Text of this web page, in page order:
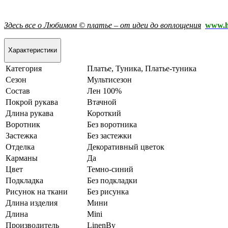
Здесь все о Любимом © платье – от идеи до воплощения
Характеристики
Категория
Платье, Туника, Платье-туника
Сезон
Мультисезон
Состав
Лен 100%
Покрой рукава
Втачной
Длина рукава
Короткий
Воротник
Без воротника
Застежка
Без застежки
Отделка
Декоративный цветок
Карманы
Да
Цвет
Темно-синий
Подкладка
Без подкладки
Рисунок на ткани
Без рисунка
Длина изделия
Мини
Длина
Mini
Производитель
LinenBy